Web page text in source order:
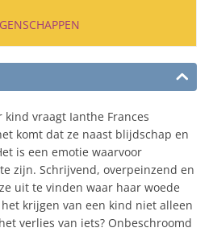
vraagt Ianthe Frances
komt dat ze naast blijdschap en
is een emotie waarvoor
zijn. Schrijvend, overpeinzend en
uit te vinden waar haar woede
krijgen van een kind niet alleen
verlies van iets? Onbeschroomd